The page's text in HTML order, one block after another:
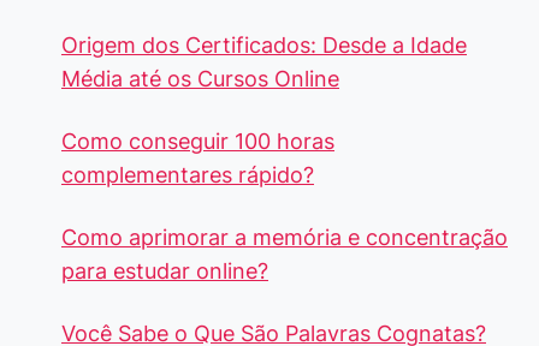
Origem dos Certificados: Desde a Idade
Média até os Cursos Online
Como conseguir 100 horas
complementares rápido?
Como aprimorar a memória e concentração
para estudar online?
Você Sabe o Que São Palavras Cognatas?